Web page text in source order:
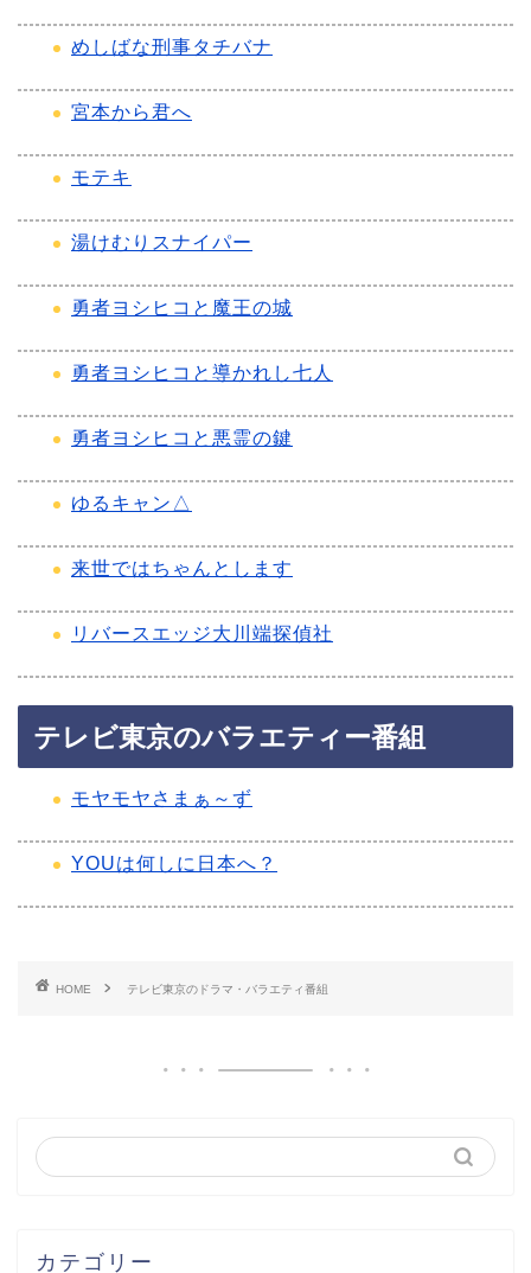
めしばな刑事タチバナ
宮本から君へ
モテキ
湯けむりスナイパー
勇者ヨシヒコと魔王の城
勇者ヨシヒコと導かれし七人
勇者ヨシヒコと悪霊の鍵
ゆるキャン△
来世ではちゃんとします
リバースエッジ大川端探偵社
テレビ東京のバラエティー番組
モヤモヤさまぁ～ず
YOUは何しに日本へ？
HOME テレビ東京のドラマ・バラエティ番組
カテゴリー